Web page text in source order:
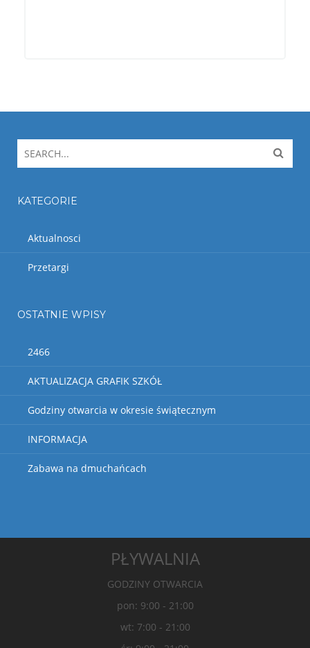
KATEGORIE
Aktualnosci
Przetargi
OSTATNIE WPISY
2466
AKTUALIZACJA GRAFIK SZKÓŁ
Godziny otwarcia w okresie świątecznym
INFORMACJA
Zabawa na dmuchańcach
PŁYWALNIA
GODZINY OTWARCIA
pon: 9:00 - 21:00
wt: 7:00 - 21:00